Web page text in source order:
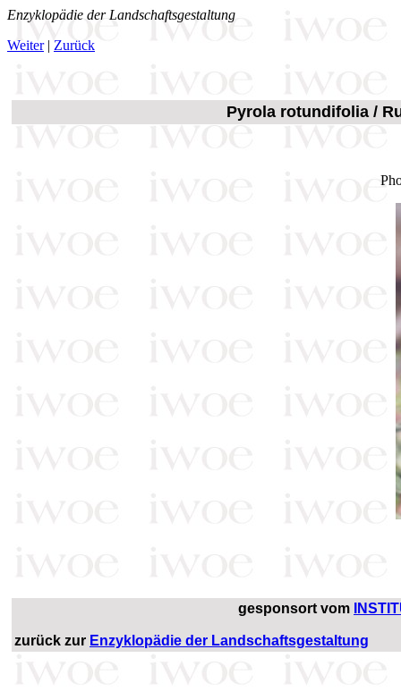
Enzyklopädie der Landschaftsgestaltung
Weiter| Zurück
Pyrola rotundifolia /
gesponsort vom
zurück zur Enzyklopädie der Landschaftsgestaltung